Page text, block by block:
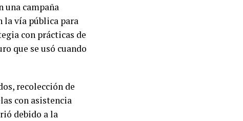
una campaña
vía pública para
con prácticas de
que se usó cuando
recolección de
con asistencia
debido a la